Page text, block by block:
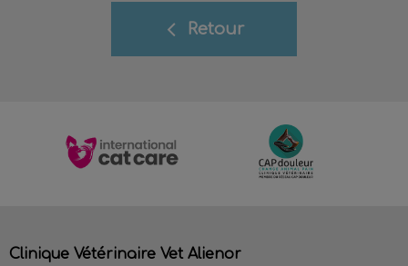
Retour
Clinique Vétérinaire Vet Alienor